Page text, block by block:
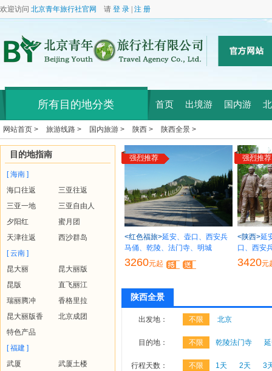
欢迎访问 北京青年旅行社官网 请 登 录 注 册
所有目的地分类 首页 出境游 国内游
网站首页 > 旅游线路 > 国内旅游 > 陕西 > 陕西全景 >
目的地指南
[ 海南 ]
海口往返
三亚往返
三亚一地
三亚自由人
夕阳红
蜜月团
天津往返
西沙群岛
[ 云南 ]
昆大丽
昆大丽版
昆版
直飞丽江
瑞丽腾冲
香格里拉
昆大丽版香
北京成团
特色产品
[ 福建 ]
武厦
武厦土楼
强烈推荐
<红色福旅>延安、壶口、西安兵
马俑、乾陵、法门寺、明城
3260元起
强烈推荐
<陕西>延
口、西安
3420元
陕西全景
出发地： 不限 北京
目的地： 不限 乾陵法门寺
行程天数： 不限 1天 2天 3